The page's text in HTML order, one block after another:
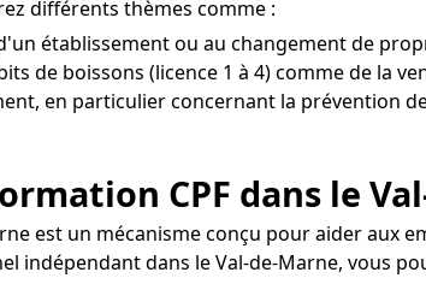
différents thèmes comme :
établissement ou au changement de
de boissons (licence 1 à 4) comme de la
en particulier concernant la prévention
CPF dans le
est un mécanisme conçu pour aider aux
indépendant dans le Val-de-Marne, vous